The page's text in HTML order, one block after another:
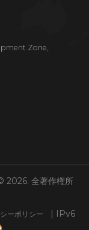
Zone,
全著作権所
ーポリシー
| IPv6